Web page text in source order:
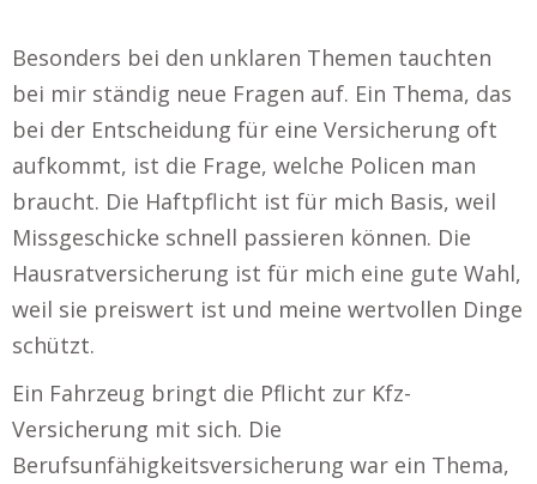
Besonders bei den unklaren Themen tauchten
bei mir ständig neue Fragen auf. Ein Thema, das
bei der Entscheidung für eine Versicherung oft
aufkommt, ist die Frage, welche Policen man
braucht. Die Haftpflicht ist für mich Basis, weil
Missgeschicke schnell passieren können. Die
Hausratversicherung ist für mich eine gute Wahl,
weil sie preiswert ist und meine wertvollen Dinge
schützt.
Ein Fahrzeug bringt die Pflicht zur Kfz-
Versicherung mit sich. Die
Berufsunfähigkeitsversicherung war ein Thema,